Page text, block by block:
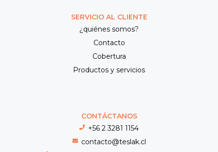
SERVICIO AL CLIENTE
¿quiénes somos?
Contacto
Cobertura
Productos y servicios
CONTÁCTANOS
+56 2 3281 1154
contacto@teslak.cl